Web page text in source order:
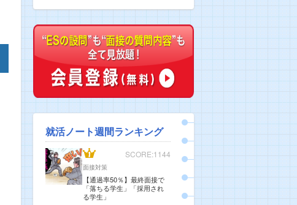
就活ノート週間ランキング
SCORE:1144
面接対策
【通過率50％】最終面接で
「落ちる学生」「採用され
る学生」